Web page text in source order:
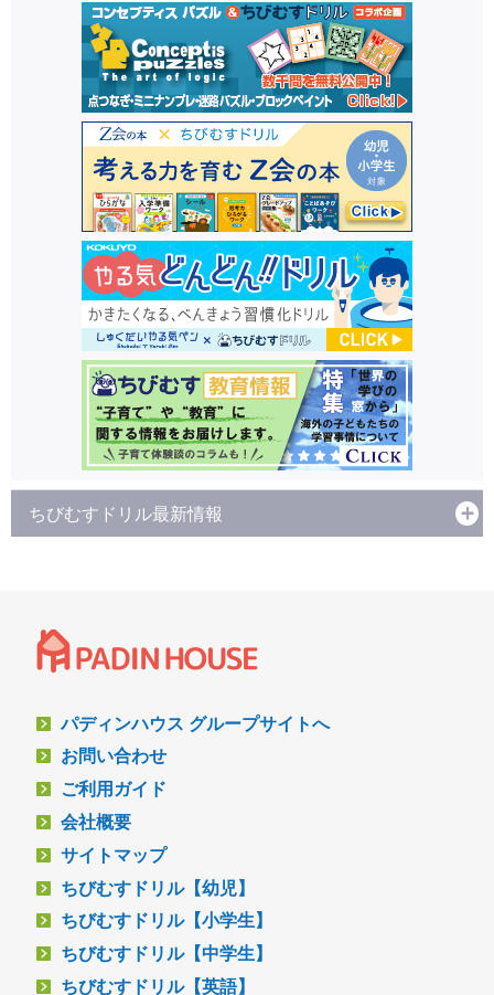
ちびむすドリル最新情報
パディンハウス グループサイトへ
お問い合わせ
ご利用ガイド
会社概要
サイトマップ
ちびむすドリル【幼児】
ちびむすドリル【小学生】
ちびむすドリル【中学生】
ちびむすドリル【英語】